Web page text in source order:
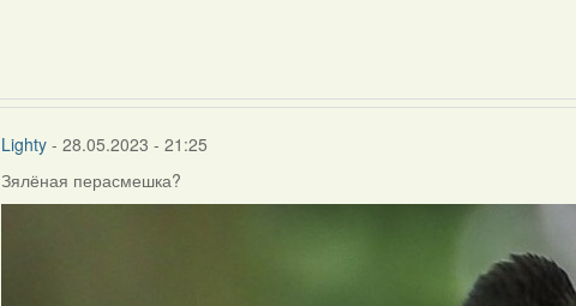
Lighty - 28.05.2023 - 21:25
Зялёная перасмешка?